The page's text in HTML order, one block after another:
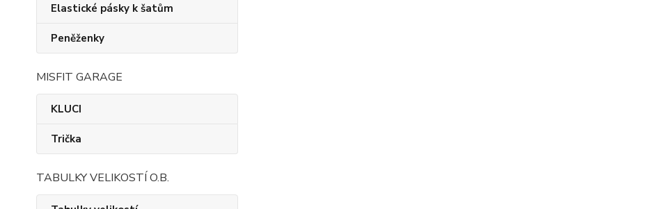
Elastické pásky k šatům
Peněženky
MISFIT GARAGE
KLUCI
Trička
TABULKY VELIKOSTÍ O.B.